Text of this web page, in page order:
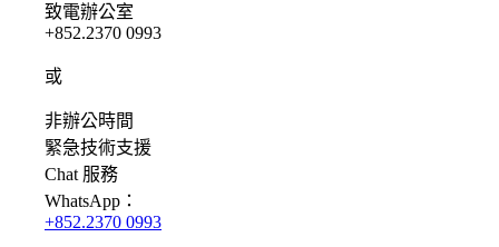
致電辦公室
+852.2370 0993
或
非辦公時間
緊急技術支援
Chat 服務
WhatsApp：
+852.2370 0993